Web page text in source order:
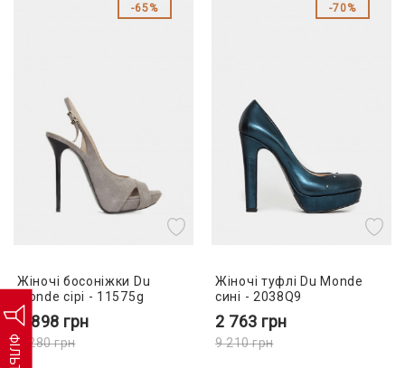
ФІЛЬТР
65%
Жіночі босоніжки Du
Monde сірі - 11575g
2 898 грн
8 280грн
70%
Жіночі туфлі Du Monde
сині - 2038Q9
2 763 грн
9 210грн